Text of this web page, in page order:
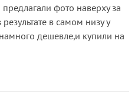
фото наверху за
в самом низу у
дешевле,и купили на